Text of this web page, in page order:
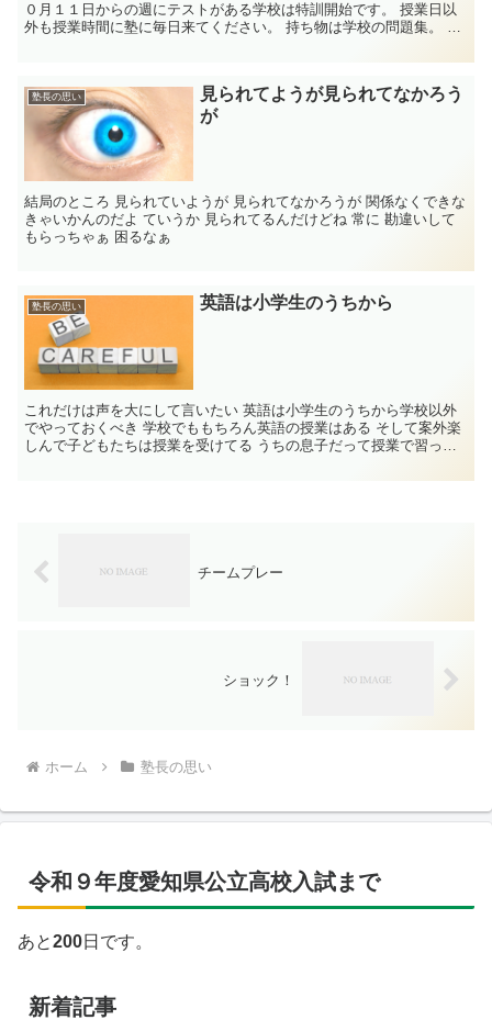
０月１１日からの週にテストがある学校は特訓開始です。 授業日以
外も授業時間に塾に毎日来てください。 持ち物は学校の問題集。 テ
塾長の思い
見られてようが見られてなかろう
が
結局のところ 見られていようが 見られてなかろうが 関係なくできな
きゃいかんのだよ ていうか 見られてるんだけどね 常に 勘違いして
もらっちゃぁ 困るなぁ
塾長の思い 英語は小学生のうちから
これだけは声を大にして言いたい 英語は小学生のうちから学校以外
でやっておくべき 学校でももちろん英語の授業はある そして案外楽
しんで子どもたちは授業を受けてる うちの息子だって授業で習った
チームプレー
ショック！
ホーム 塾長の思い
令和９年度愛知県公立高校入試まで
あと200日です。
新着記事